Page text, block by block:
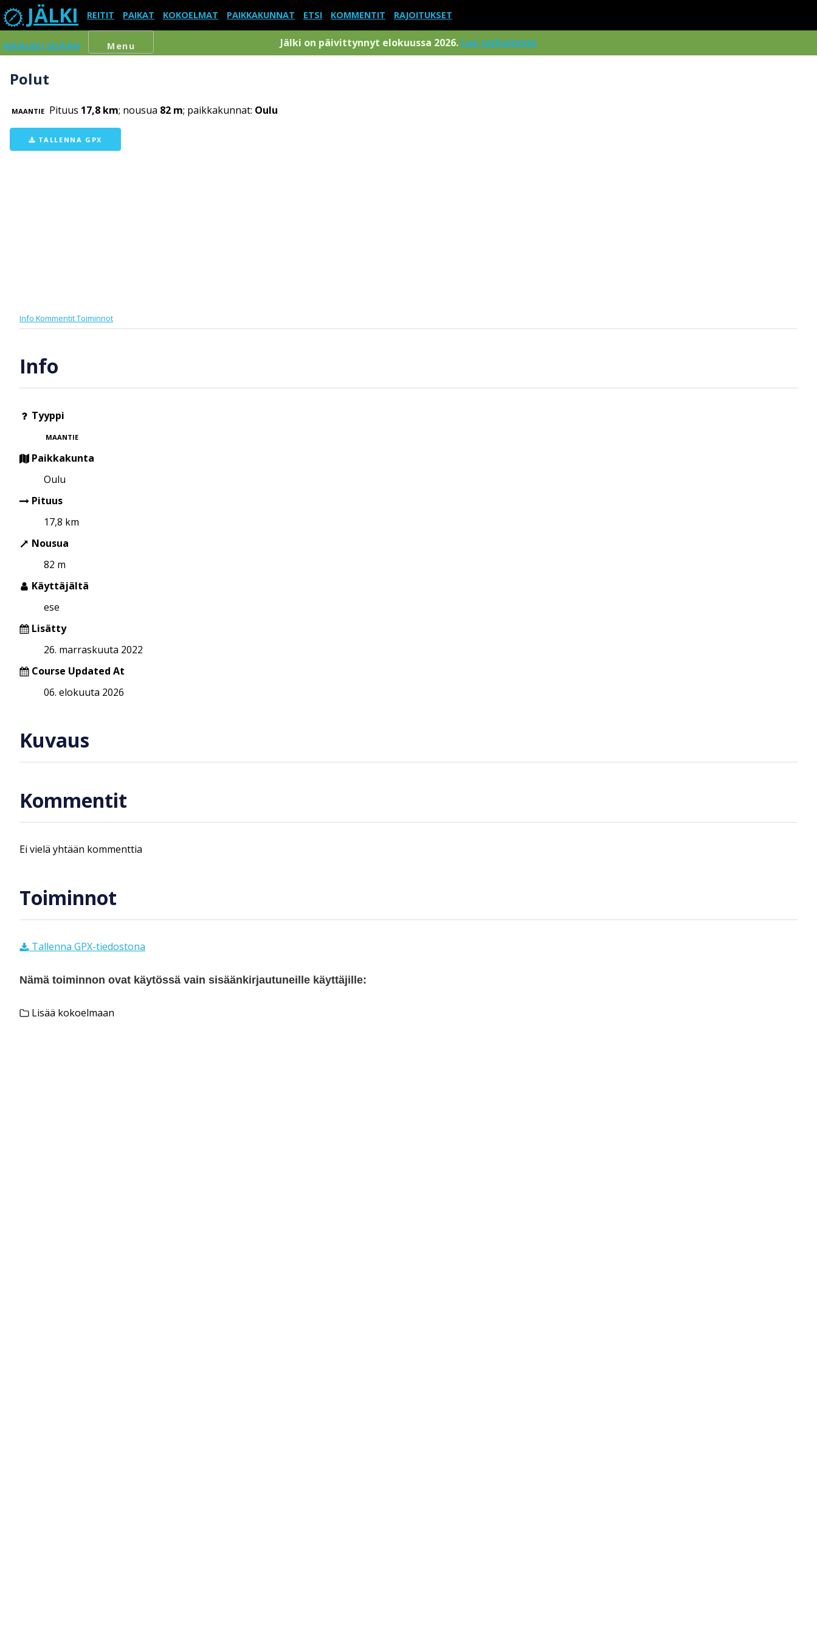
JÄLKI REITIT PAIKAT KOKOELMAT PAIKKAKUNNAT ETSI KOMMENTIT RAJOITUKSET
KIRJAUDU SISÄÄN Menu Jälki on päivittynnyt elokuussa 2026. Lue tarkemmin
Polut
MAANTIE Pituus 17,8 km; nousua 82 m; paikkakunnat: Oulu
TALLENNA GPX
Info KommentitToiminnot
Info
Tyyppi
MAANTIE
Paikkakunta
Oulu
Pituus
17,8 km
Nousua
82 m
Käyttäjältä
ese
Lisätty
26. marraskuuta 2022
Course Updated At
06. elokuuta 2026
Kuvaus
Kommentit
Ei vielä yhtään kommenttia
Toiminnot
Tallenna GPX-tiedostona
Nämä toiminnon ovat käytössä vain sisäänkirjautuneille käyttäjille:
Lisää kokoelmaan